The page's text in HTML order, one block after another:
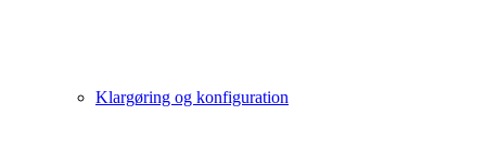
Klargøring og konfiguration